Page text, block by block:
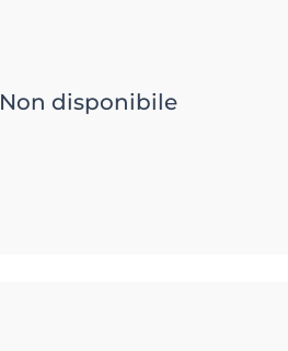
Non disponibile